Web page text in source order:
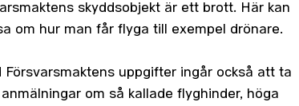
skyddsobjekt är ett brott. Här kan
om hur man får flyga till exempel drönare.
Försvarsmaktens uppgifter ingår också att ta
om så kallade flyghinder, höga